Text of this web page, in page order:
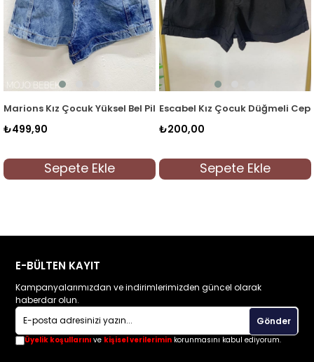
MaviBel Pileli Kot Şort 156 Kot Mavi
Escabel Kız Çocuk Düğmeli Cepli Şort 2113 Siyah
Sepete Ekle
Mojo Kız Çocuk
Sepete
E-BÜLTEN KAYIT
Kampanyalarımızdan ve indirimlerimizden güncel olarak
haberdar olun.
Gönder
Üyelik koşullarını ve kişisel verilerimin korunmasını kabul ediyorum.